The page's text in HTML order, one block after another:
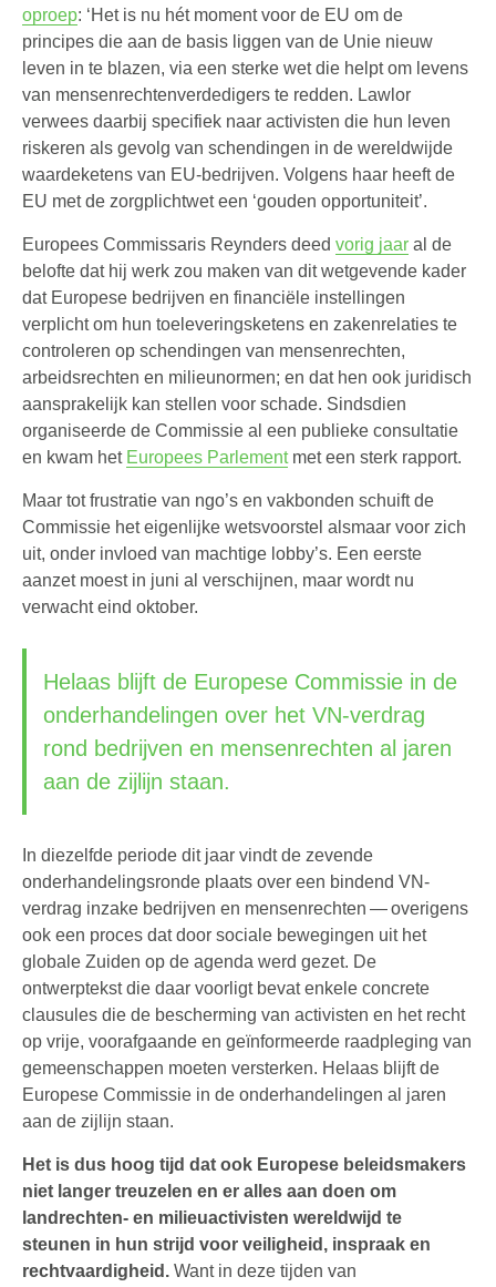
oproep: ‘Het is nu hét moment voor de EU om de
principes die aan de basis liggen van de Unie nieuw
leven in te blazen, via een sterke wet die helpt om levens
van mensenrechtenverdedigers te redden. Lawlor
verwees daarbij specifiek naar activisten die hun leven
riskeren als gevolg van schendingen in de wereldwijde
waardeketens van EU-bedrijven. Volgens haar heeft de
EU met de zorgplichtwet een ‘gouden opportuniteit’.
Europees Commissaris Reynders deed vorig jaar al de
belofte dat hij werk zou maken van dit wetgevende kader
dat Europese bedrijven en financiële instellingen
verplicht om hun toeleveringsketens en zakenrelaties te
controleren op schendingen van mensenrechten,
arbeidsrechten en milieunormen; en dat hen ook juridisch
aansprakelijk kan stellen voor schade. Sindsdien
organiseerde de Commissie al een publieke consultatie
en kwam het Europees Parlementmet een sterk rapport.
Maar tot frustratie van ngo’s en vakbonden schuift de
Commissie het eigenlijke wetsvoorstel alsmaar voor zich
uit, onder invloed van machtige lobby’s. Een eerste
aanzet moest in juni al verschijnen, maar wordt nu
verwacht eind oktober.
Helaas blijft de Europese Commissie in de
onderhandelingen over het VN-verdrag
rond bedrijven en mensenrechten al jaren
aan de zijlijn staan.
In diezelfde periode dit jaar vindt de zevende
onderhandelingsronde plaats over een bindend VN-
verdrag inzake bedrijven en mensenrechten — overigens
ook een proces dat door sociale bewegingen uit het
globale Zuiden op de agenda werd gezet. De
ontwerptekst die daar voorligt bevat enkele concrete
clausules die de bescherming van activisten en het recht
op vrije, voorafgaande en geïnformeerde raadpleging van
gemeenschappen moeten versterken. Helaas blijft de
Europese Commissie in de onderhandelingen al jaren
aan de zijlijn staan.
Het is dus hoog tijd dat ook Europese beleidsmakers
niet langer treuzelen en er alles aan doen om
landrechten- en milieuactivisten wereldwijd te
steunen in hun strijd voor veiligheid, inspraak en
rechtvaardigheid. Want in deze tijden van